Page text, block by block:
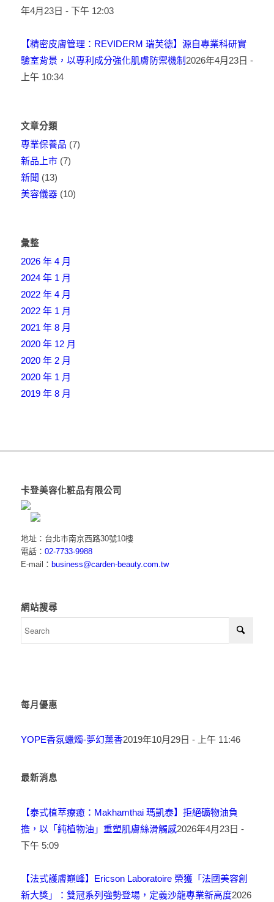
年4月23日 - 下午 12:03
【精密皮膚管理：REVIDERM 瑞芙德】源自專業科研實
驗室背景，以專利成分強化肌膚防禦機制 2026年4月23日 -
上午 10:34
文章分類
專業保養品 (7)
新品上市(7)
新聞 (13)
美容儀器(10)
彙整
2026 年 4 月
2024 年 1 月
2022 年 4 月
2022 年 1 月
2021 年 8 月
2020 年 12 月
2020 年 2 月
2020 年 1 月
2019 年 8 月
卡登美容化粧品有限公司
地址：台北市南京西路30號10樓
電話： 02-7733-9988
E-mail： business@carden-beauty.com.tw
網站搜尋
每月優惠
YOPE香氛蠟燭-夢幻薰香2019年10月29日 - 上午 11:46
最新消息
【泰式植萃療癒：Makhamthai 瑪凱泰】拒絕礦物油負
擔，以「純植物油」重塑肌膚絲滑觸感2026年4月23日 -
下午 5:09
【法式護膚巔峰】Ericson Laboratoire 榮獲「法國美容創
新大獎」：雙冠系列強勢登場，定義沙龍專業新高度2026